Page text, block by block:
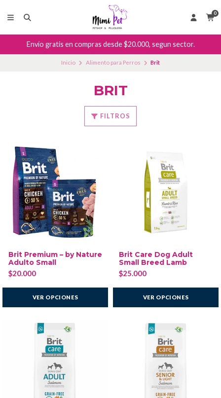
0
Envío gratis en compras desde $20.000, segun sector.
Inicio Alimento para Perros Brit
BRIT
FILTROS
Brit Premium – by Nature
Adulto Small
$20.000
VER OPCIONES
Brit Care Dog Adult
Small Breed Lamb
$25.000
VER OPCIONES